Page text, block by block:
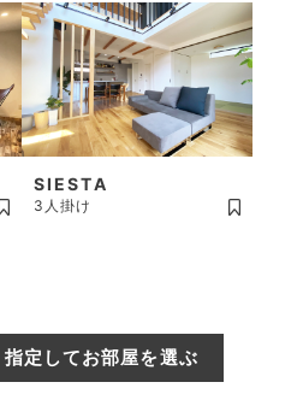
SIESTA
3人掛け
定してお部屋を選ぶ